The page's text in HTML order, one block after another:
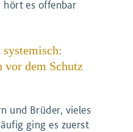
hört es offenbar
vor dem Schutz
und Brüder, vieles
ging es zuerst